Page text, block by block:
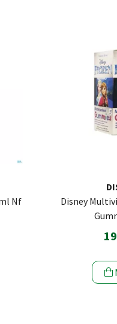
Nf
Disney